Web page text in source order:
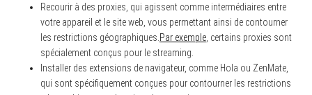
Recourir à des proxies, qui agissent comme intermédiaires entre
votre appareil et le site web, vous permettant ainsi de contourner
les restrictions géographiques. Par exemple, certains proxies sont
spécialement conçus pour le streaming.
Installer des extensions de navigateur, comme Hola ou ZenMate,
qui sont spécifiquement conçues pour contourner les restrictions